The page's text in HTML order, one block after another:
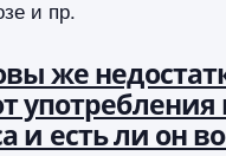
и пр.
же
употребления
и есть ли он